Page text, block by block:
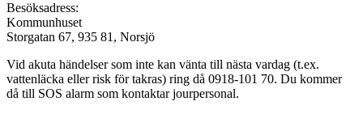
Besöksadress:
Kommunhuset
Storgatan 67, 935 81, Norsjö
Vid akuta händelser som inte kan vänta till nästa vardag (t.ex.
vattenläcka ellerrisk för takras) ring då 0918-101 70. Du kommer
då till SOS alarm som kontaktar jourpersonal.